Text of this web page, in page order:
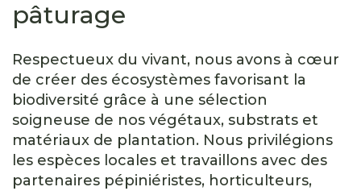
pâturage
Respectueux du vivant, nous avons à cœur
de créer des écosystèmes favorisant la
biodiversité grâce à une sélection
soigneuse de nos végétaux, substrats et
matériaux de plantation. Nous privilégions
les espèces locales et travaillons avec des
partenaires pépiniéristes, horticulteurs,